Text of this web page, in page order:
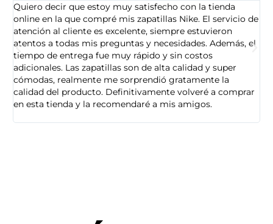
Quiero decir que estoy muy satisfecho con la tienda
online en la que compré mis zapatillas Nike. El servicio de
atención al cliente es excelente, siempre estuvieron
atentos a todas mis preguntas y necesidades. Además, el
tiempo de entrega fue muy rápido y sin costos
adicionales. Las zapatillas son de alta calidad y super
cómodas, realmente me sorprendió gratamente la
calidad del producto. Definitivamente volveré a comprar
en esta tienda y la recomendaré a mis amigos.